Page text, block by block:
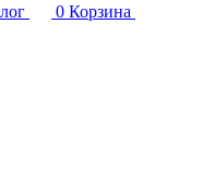
0 Корзина